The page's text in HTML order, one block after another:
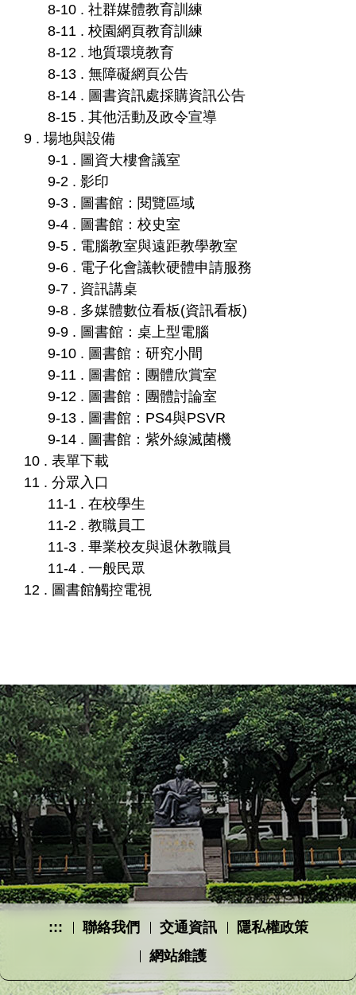
8-10 . 社群媒體教育訓練
8-11 . 校園網頁教育訓練
8-12 . 地質環境教育
8-13 . 無障礙網頁公告
8-14 . 圖書資訊處採購資訊公告
8-15 . 其他活動及政令宣導
9 . 場地與設備
9-1 . 圖資大樓會議室
9-2 . 影印
9-3 . 圖書館：閱覽區域
9-4 . 圖書館：校史室
9-5 . 電腦教室與遠距教學教室
9-6 . 電子化會議軟硬體申請服務
9-7 . 資訊講桌
9-8 . 多媒體數位看板(資訊看板)
9-9 . 圖書館：桌上型電腦
9-10 . 圖書館：研究小間
9-11 . 圖書館：團體欣賞室
9-12 . 圖書館：團體討論室
9-13 . 圖書館：PS4與PSVR
9-14 . 圖書館：紫外線滅菌機
10 . 表單下載
11 . 分眾入口
11-1 . 在校學生
11-2 . 教職員工
11-3 . 畢業校友與退休教職員
11-4 . 一般民眾
12 . 圖書館觸控電視
::: 聯絡我們 交通資訊
隱私權政策
網站維護